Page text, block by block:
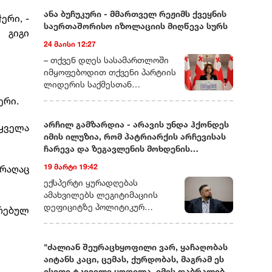
-
ანა ბუჩუკური - მმართველ რეჟიმს ქვეყნის
საერთაშორისო იზოლაციის მიღწევა სურს
24 მაისი 12:27
– თქვენ დღეს სასამართლოში
იმყოფებოდით თქვენი პარტიის
ლიდერის საქმესთან
ეს საქმე და რამდენად
სიმბოლურად ასახავს იმას, რაც
ახლა საქართველოში
ოპოზიციური ძალების თავს
ხდება?– დარწმუნებული ვარ,
უკვე იცით, რომ დღეს თითქმის
ყველა ოპოზიციური ლიდერი ან
ციხეშია და
ემიგრაციაში იმყოფება. მსგავსი
რამ საქართველოში ადრე
არასდროს მომხდარა!
არჩილ გამზარდია - არავის უნდა ჰქონდეს
იმის ილუზია, რომ პატრიარქის არჩევისას
ჩარევა და ზეგავლენის მოხდენის
19 მარტი 19:42
ექსპერტი ყურადღებას
ამახვილებს ლეგიტიმაციის
დეფიციტზე პოლიტიკურ
საეკლესიო იერარქიაში
არსებულ შიდა დინებებზე.
გამზარდიას პროგნოზით,
"ძალიან შეურაცხყოფილი ვარ, ყაჩაღობას
აიტანს კაცი, ცემას, ქურდობას, მაგრამ ეს